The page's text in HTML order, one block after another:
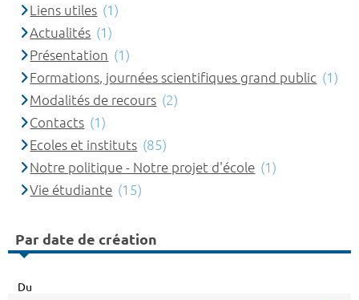
Liens utiles (1)
Actualités (1)
Présentation (1)
Formations, journées scientifiques grand public (1)
Modalités de recours (2)
Contacts (1)
Ecoles et instituts (85)
Notre politique - Notre projet d'école (1)
Vie étudiante (15)
Par date de création
Du